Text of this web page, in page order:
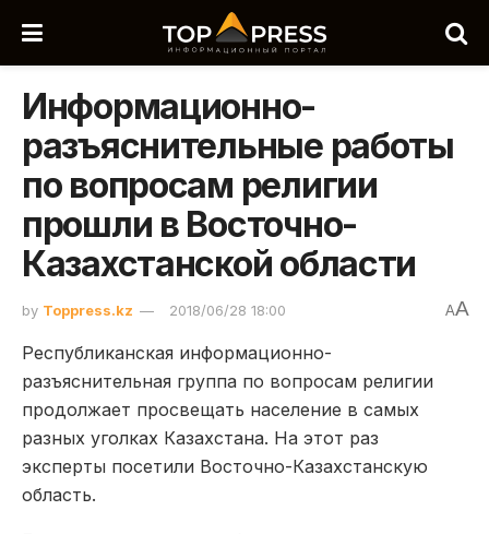
Информационно-
разъяснительные работы
по вопросам религии
прошли в Восточно-
Казахстанской области
by Toppress.kz 2018/06/28 18:00 AA
Республиканская информационно-
разъяснительная группа по вопросам религии
продолжает просвещать население в самых
разных уголках Казахстана. На этот раз
эксперты посетили Восточно-Казахстанскую
область.